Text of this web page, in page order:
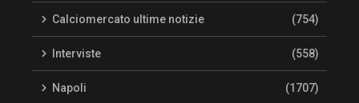
Calciomercato ultime notizie (754)
Interviste (558)
Napoli (1707)